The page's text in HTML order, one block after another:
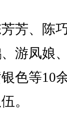
芳、陈
游凤娘
色等10
。